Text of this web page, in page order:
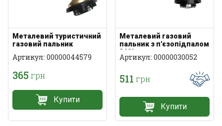
Металевий туристичний
газовий пальник
Артикул: 00000044579
365 грн
Купити
Металевий газовий
пальник з п'єзопідпалом
360°
Артикул: 00000030052
511 грн
Купити